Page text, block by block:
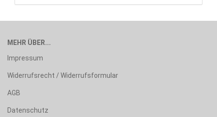
MEHR ÜBER...
Impressum
Widerrufsrecht / Widerrufsformular
AGB
Datenschutz